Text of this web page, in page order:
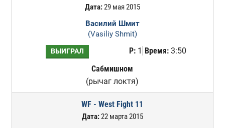
Дата:29 мая 2015
Василий Шмит
(Vasiliy Shmit)
ВЫИГРАЛ Р:1 Время:3:50
Сабмишном
(рычаг локтя)
WF - West Fight 11
Дата:22 марта 2015